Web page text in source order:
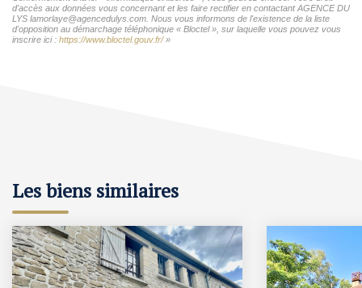
d'accès aux données vous concernant et les faire rectifier en contactant AGENCE DU
LYS lamorlaye@agencedulys.com. Nous vous informons de l'existence de la liste
d'opposition au démarchage téléphonique « Bloctel », sur laquelle vous pouvez vous
inscrire ici : https://www.bloctel.gouv.fr/»
Les biens similaires